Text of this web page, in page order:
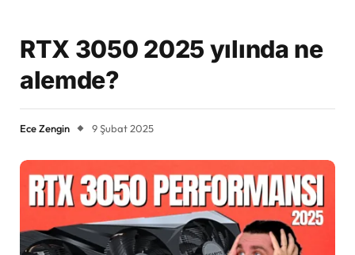
RTX 3050 2025 yılında ne
alemde?
Ece Zengin 9 Şubat 2025